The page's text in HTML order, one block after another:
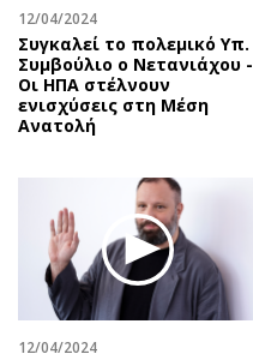
12/04/2024
Συγκαλεί το πολεμικό Υπ.
Συμβούλιο ο Νετανιάχου -
Οι ΗΠΑ στέλνουν
ενισχύσεις στη Μέση
Ανατολή
12/04/2024